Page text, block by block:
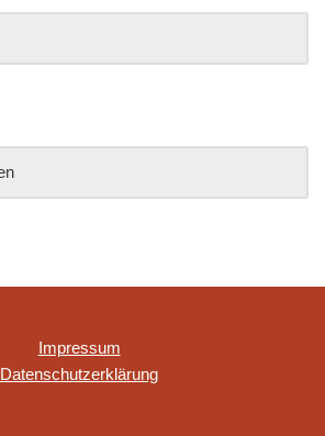
Impressum
Datenschutzerklärung